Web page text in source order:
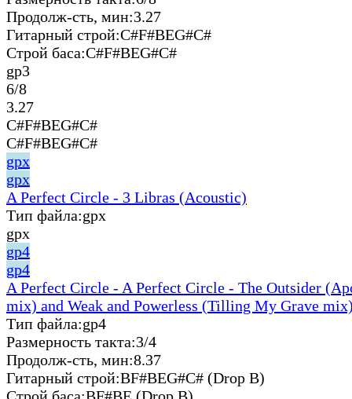
Продолж-сть, мин:3.27
Гитарный строй:C#F#BEG#C#
Строй баса:C#F#BEG#C#
gp3
6/8
3.27
C#F#BEG#C#
C#F#BEG#C#
gpx
gpx
A Perfect Circle - 3 Libras (Acoustic)
Тип файла:gpx
gpx
gp4
gp4
A Perfect Circle - A Perfect Circle - The Outsider
mix) and Weak and Powerless (Tilling My Grave
Тип файла:gp4
Размерность такта:3/4
Продолж-сть, мин:8.37
Гитарный строй:BF#BEG#C# (Drop B)